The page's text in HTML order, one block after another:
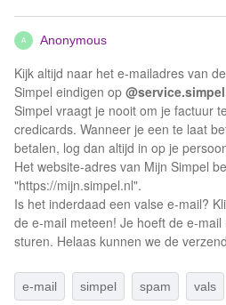
A Anonymous
Kijk altijd naar het e-mailadres van
Simpel eindigen op
Simpel vraagt je nooit om je factuur
credicards. Wanneer je een te laat
betalen, log dan altijd in op je
Het website-adres van Mijn Simpel
"https://mijn.simpel.nl".
Is het inderdaad een valse e-mail?
de e-mail meteen! Je hoeft de e-
sturen. Helaas kunnen we de
e-mail simpel spam vals